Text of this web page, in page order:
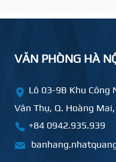
VĂN PHÒNG HÀ
Lô 03-9B Khu Công
Văn Thụ, Q. Hoàng
+84 0942.935.939